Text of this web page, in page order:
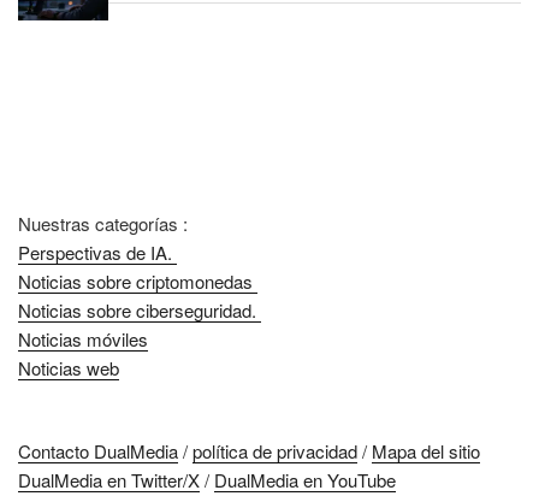
Nuestras categorías :
Perspectivas de IA.
Noticias sobre criptomonedas
Noticias sobre ciberseguridad.
Noticias móviles
Noticias web
Contacto DualMedia/política de privacidad/ Mapa del sitio
DualMedia en Twitter/X/ DualMedia en YouTube